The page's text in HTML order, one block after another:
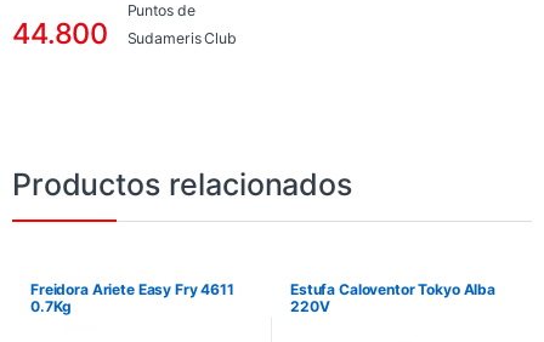
44.800
Puntos de
Sudameris Club
Productos relacionados
Freidora Ariete Easy Fry 4611
0.7Kg
Estufa Caloventor Tokyo Alba
220V